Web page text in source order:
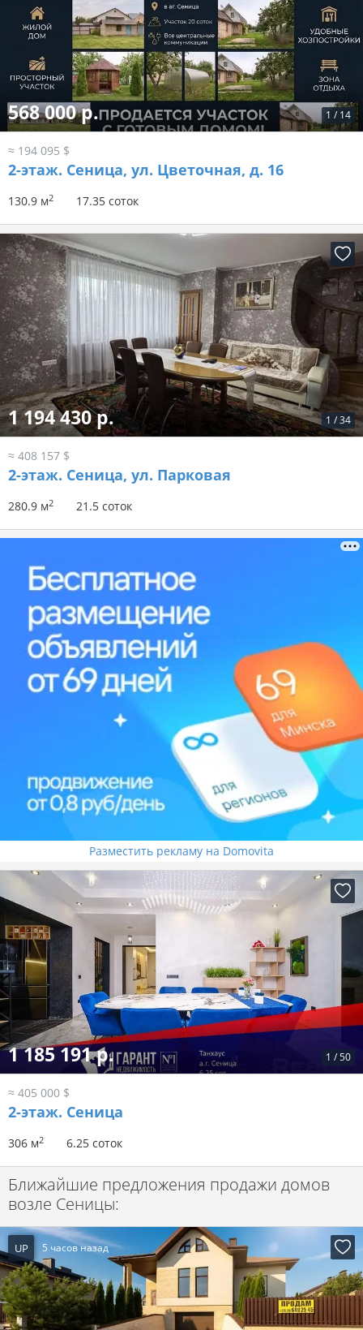
1 / 14
568 000 р.
≈ 194 095 $
2-этаж. Сеница, ул. Цветочная, д. 16
130.9 м2 17.35 соток
1 /34
1 194 430 р.
≈ 408 157 $
2-этаж. Сеница, ул. Парковая
280.9 м2 21.5 соток
Разместить рекламу на Domovita
1 /50
1 185 191 р.
≈ 405 000 $
2-этаж. Сеница
306 м2 6.25 соток
Ближайшие предложения продажи домов
возле Сеницы:
UP 5 часов назад